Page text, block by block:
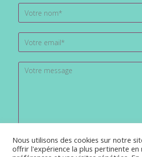
Nous utilisons des cookies sur notre
offrir l'expérience la plus pertinente en